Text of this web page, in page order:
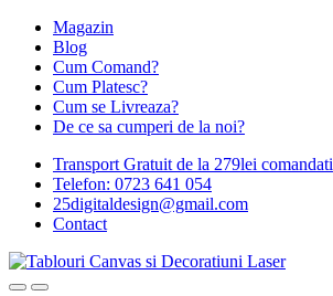
Magazin
Blog
Cum Comand?
Cum Platesc?
Cum se Livreaza?
De ce sa cumperi de la noi?
Transport Gratuit de la 279lei comandati
Telefon: 0723 641 054
25digitaldesign@gmail.com
Contact